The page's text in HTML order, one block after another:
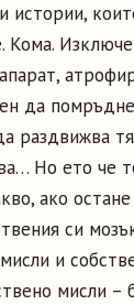
истории,
Кома.
да
раздвижва
Но ето че
ако остане
си
и
мисли –